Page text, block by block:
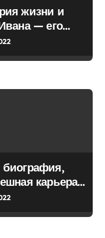
жизни и
— его
и
карьера